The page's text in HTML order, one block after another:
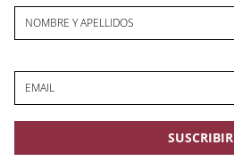
NOMBRE Y APELLIDOS
EMAIL
SUSCRIBIR